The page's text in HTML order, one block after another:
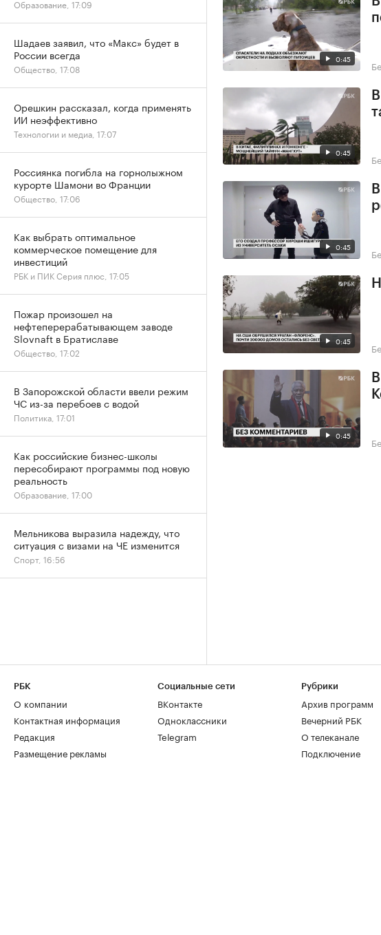
0:45
0:45
0:45
0:45
0:45
Образование, 17:09
Шадаев заявил, что «Макс» будет в
России всегда
Общество, 17:08
Орешкин рассказал, когда применять
ИИ неэффективно
Технологии и медиа, 17:07
Россиянка погибла на горнолыжном
курорте Шамони во Франции
Общество, 17:06
Как выбрать оптимальное
коммерческое помещение для
инвестиций
РБК и ПИК Серия плюс, 17:05
Пожар произошел на
нефтеперерабатывающем заводе
Slovnaft в Братиславе
Общество, 17:02
В Запорожской области ввели режим
ЧС из-за перебоев с водой
Политика, 17:01
Как российские бизнес-школы
пересобирают программы под новую
реальность
Образование, 17:00
Мельникова выразила надежду, что
ситуация с визами на ЧЕ изменится
Спорт, 16:56
РБК
О компании
Контактная информация
Редакция
Размещение рекламы
Социальные сети
ВКонтакте
Одноклассники
Telegram
Рубрики
Архив программ
Вечерний РБК
О телеканале
Подключение